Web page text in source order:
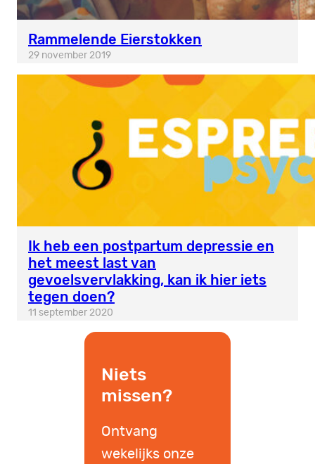
Rammelende Eierstokken
29 november 2019
Ik heb een postpartum depressie en
het meest last van
gevoelsvervlakking, kan ik hier iets
tegen doen?
11 september 2020
Niets
missen?
Ontvang
wekelijks onze